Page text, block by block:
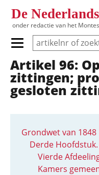
De
onder redactie van het
Primair menu tonen/
Hoofdnavigatie
Artikel 96:
zittingen;
gesloten
Grondwet van 1848
Derde
Vierde
Kamers